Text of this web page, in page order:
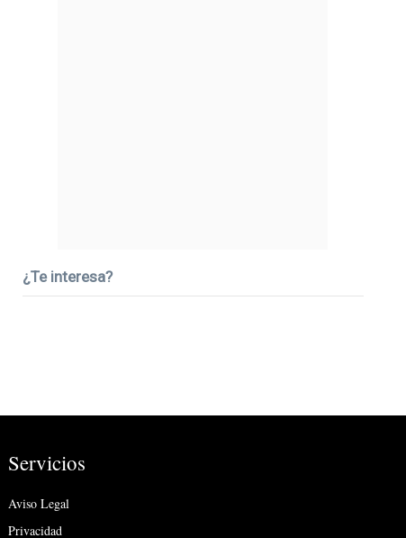
¿Te interesa?
Servicios
Aviso Legal
Privacidad